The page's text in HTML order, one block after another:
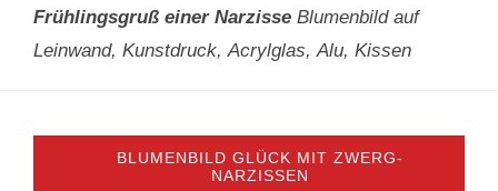
Frühlingsgruß einer Narzisse Blumenbild auf
Leinwand, Kunstdruck, Acrylglas, Alu, Kissen
BLUMENBILD GLÜCK MIT ZWERG-
NARZISSEN